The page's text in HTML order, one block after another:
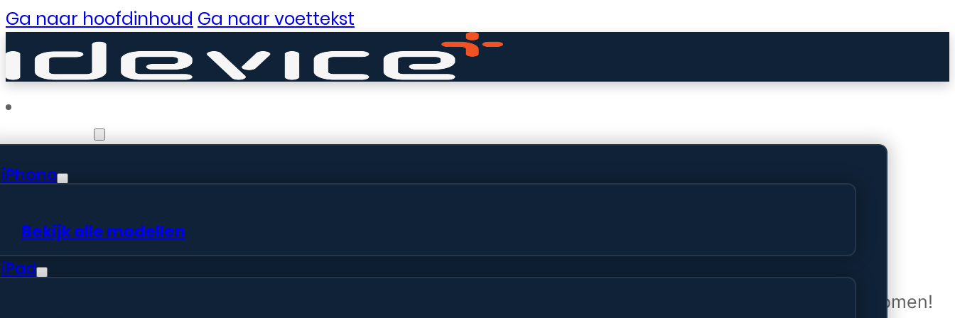
Ga naar hoofdinhoud Ga naar voettekst
iPhone
Bekijk alle modellen
iPad
Er zijn geweldige dingen in het verschiet
Er is iets moois in het vooruitzicht! Onze winkel wordt momenteel gebouwd en zal binnenkort online komen!